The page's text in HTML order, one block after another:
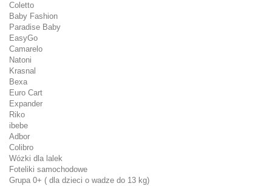
Coletto
Baby Fashion
Paradise Baby
EasyGo
Camarelo
Natoni
Krasnal
Bexa
Euro Cart
Expander
Riko
ibebe
Adbor
Colibro
Wózki dla lalek
Foteliki samochodowe
Grupa 0+ ( dla dzieci o wadze do 13 kg)